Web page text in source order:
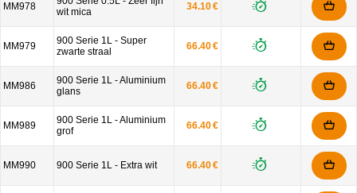
MM978
wit mica
34.10 €
MM979
900 Serie 1L - Super
zwarte straal
66.40 €
MM986
900 Serie 1L - Aluminium
glans
66.40 €
MM989
900 Serie 1L - Aluminium
grof
66.40 €
MM990 900 Serie 1L - Extra wit 66.40 €